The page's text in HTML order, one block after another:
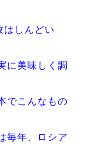
はしんどい
に美味しく調
でこんなもの
毎年、ロシア